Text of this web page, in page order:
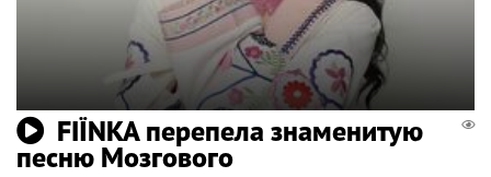
FIЇNKA перепела знаменитую
песню Мозгового